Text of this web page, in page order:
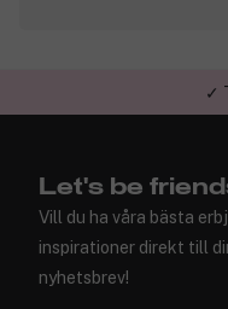
✓
Let's be
Vill du ha våra bästa
inspirationer direkt till
nyhetsbrev!